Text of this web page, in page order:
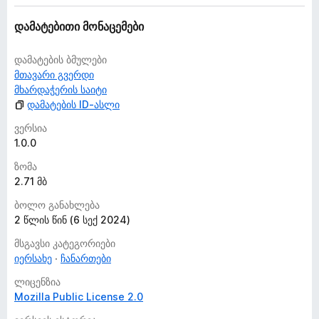
დამატებითი მონაცემები
დამატების ბმულები
მთავარი გვერდი
მხარდაჭერის საიტი
დამატების ID-ასლი
ვერსია
1.0.0
ზომა
2.71 მბ
ბოლო განახლება
2 წლის წინ (6 სექ 2024)
მსგავსი კატეგორიები
იერსახე
ჩანართები
ლიცენზია
Mozilla Public License 2.0